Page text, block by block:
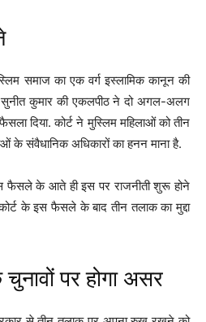
समाज का एक वर्ग इस्लामिक कानून की
सुनीत कुमार की एकलपीठ ने दो अगल-अलग
दिया. कोर्ट ने मुस्लिम महिलाओं को तीन
के संवैधानिक अधिकारों का हनन माना है.
के आते ही इस पर राजनीती शुरू होने
के इस फैसले के बाद तीन तलाक का मुद्दा
पर होगा असर